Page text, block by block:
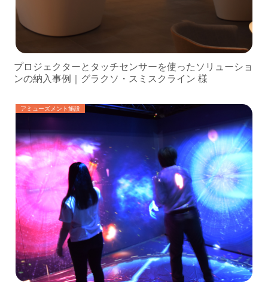
プロジェクターとタッチセンサーを使ったソリューショ
ンの納入事例｜グラクソ・スミスクライン 様
アミューズメント施設